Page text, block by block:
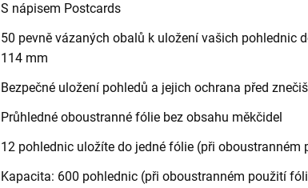
S nápisem Postcards
50 pevně vázaných obalů k uložení vašich pohlednic
114 mm
Bezpečné uložení pohledů a jejich ochrana před
Průhledné oboustranné fólie bez obsahu měkčidel
12 pohlednic uložíte do jedné fólie (při oboustranném
Kapacita: 600 pohlednic (při oboustranném použití